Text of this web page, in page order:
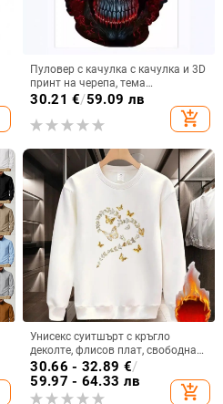
Пуловер с качулка с качулка и 3D
принт на черепа, тема
„трансграничен“
30.21 €/59.09 лв
add_shopping_cart
Унисекс суитшърт с кръгло
деколте, флисов плат, свободна
кройка, дълги ръкави, принт с
пеперудено сърце
30.66 - 32.89 €/
59.97 - 64.33 лв
add_shopping_cart